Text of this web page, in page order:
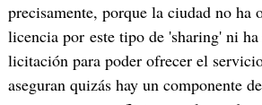
precisamente, porque la ciudad no ha
licencia por este tipo de 'sharing' ni
licitación para poder ofrecer el
aseguran quizás hay un componente